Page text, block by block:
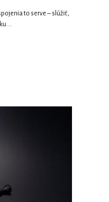
to serve – slúžiť,
…